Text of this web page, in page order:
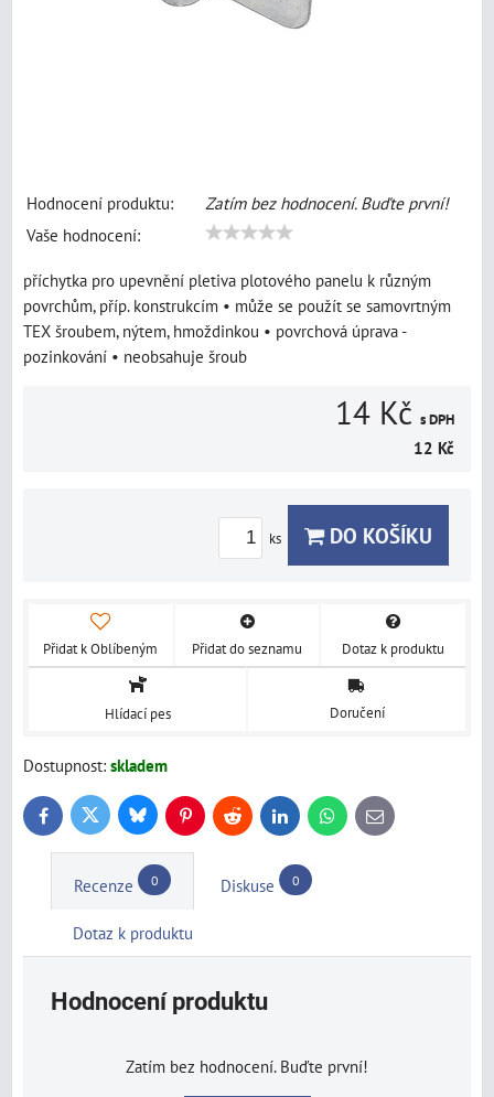
Hodnocení produktu:
Zatím bez hodnocení. Buďte první!
Vaše hodnocení:
příchytka pro upevnění pletiva plotového panelu k různým
povrchům, příp. konstrukcím • může se použít se samovrtným
TEX šroubem, nýtem, hmoždinkou • povrchová úprava -
pozinkování • neobsahuje šroub
14 Kč s DPH
12 Kč
ks DO KOŠÍKU
Přidat k Oblíbeným Přidat do seznamu Dotaz k produktu
Hlídací pes Doručení
Dostupnost: skladem
FacebookTwitter BlueskyPinterestReddit LinkedInWhatsApp
E-
mail
Recenze 0 Diskuse 0
Dotaz k produktu
Hodnocení produktu
Zatím bez hodnocení. Buďte první!